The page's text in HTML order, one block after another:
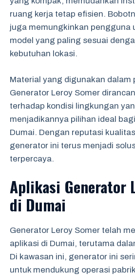
ruang kerja tetap efisien.
juga memungkinkan pengguna
model yang paling sesuai
kebutuhan lokasi.
Material yang digunakan dalam
Generator Leroy Somer
terhadap kondisi lingkungan
menjadikannya pilihan ideal
Dumai. Dengan reputasi
generator ini terus menjadi
terpercaya.
Aplikasi Generator
di Dumai
Generator Leroy Somer telah
aplikasi di Dumai, terutama
Di kawasan ini, generator ini
untuk mendukung operasi